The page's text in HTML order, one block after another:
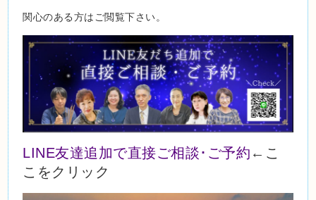
関心のある方はご閲覧下さい。
LINE友達追加で直接ご相談･ご予約 ←こ
こをクリック